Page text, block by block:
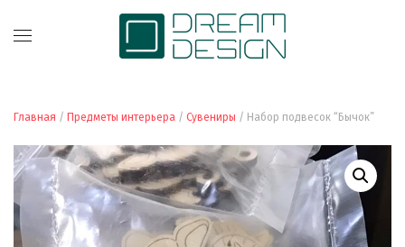
Главная / Предметы интерьера / Сувениры / Набор подвесок “Бычок”